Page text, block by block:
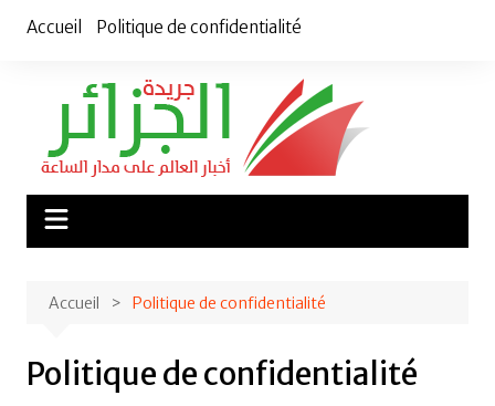
Accueil Politique de confidentialité
Accueil Politique de confidentialité
Politique de confidentialité